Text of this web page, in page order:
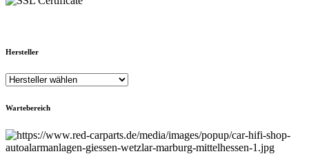
Hersteller
Wartebereich